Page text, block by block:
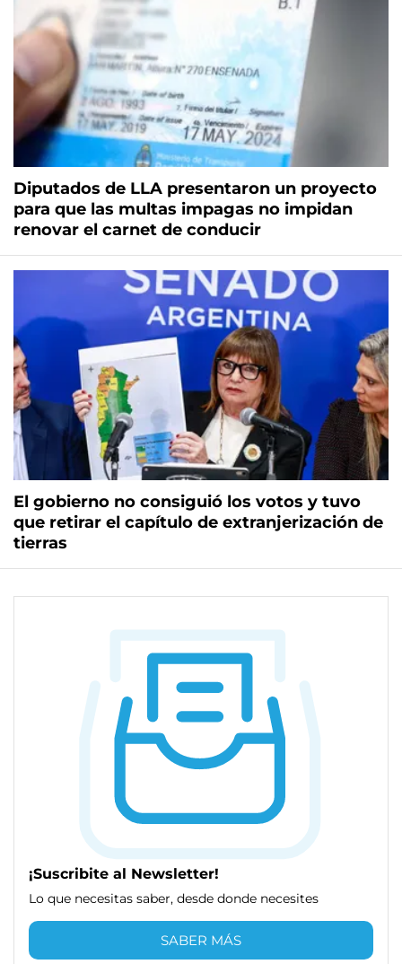
Diputados de LLA presentaron un proyecto
para que las multas impagas no impidan
renovar el carnet de conducir
El gobierno no consiguió los votos y tuvo
que retirar el capítulo de extranjerización de
tierras
¡Suscribite al Newsletter!
Lo que necesitas saber, desde donde necesites
SABER MÁS